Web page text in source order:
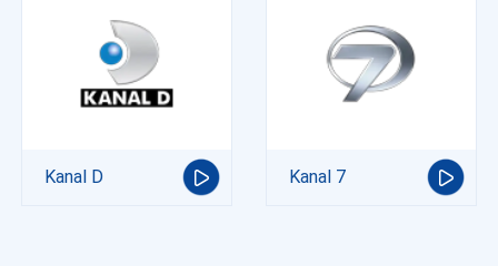
Kanal D Kanal 7